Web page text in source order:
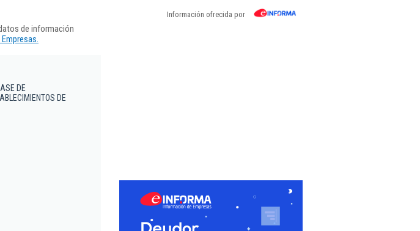
Información ofrecida por
de información
DE
DE